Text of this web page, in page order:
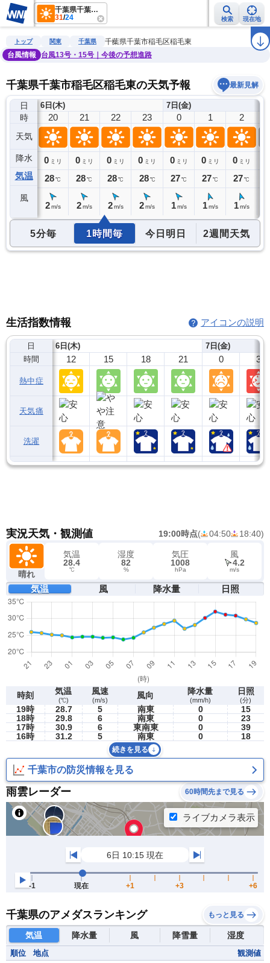
千葉県千葉市稲毛区稲毛東
31/24 検索 現在地
雨雲レーダー 台風情報 地震情報 警報・注意報 ラ
トップ 関東 千葉県
千葉県千葉市稲毛区稲毛東
台風情報
台風13号・15号｜今後の予想進路
千葉県千葉市稲毛区稲毛東の天気予報 最新見解
日
時
天気
降水
気温
風
6日(木)
19
0ミリ
28℃
20
0 ミリ
28℃
2 m/s
21
0 ミリ
28℃
2 m/s
22
0 ミリ
28℃
2 m/s
23
0 ミリ
28 ℃
2m/s
7日(金)
0
0 ミリ
27℃
1 m/s
1
0 ミリ
27℃
1 m/s
2
0 ミリ
27℃
1 m/s
5分毎 1時間毎 今日明日 2週間天気
生活指数情報 アイコンの説明
日
時間
熱中症
天気痛
洗濯
6日(木)
12 15 18 21
7日(金)
0 3
実況天気・観測値 19:00時点( 04:50 18:40)
晴れ
気温
28.4
℃
湿度
82
%
気圧
1008
hPa
風
4.2
m/s
気温 風 降水量 日照
時刻 気温
(℃)
風速
(m/s) 風向 降水量
(mm/h)
日照
(分)
19時 28.7 5 南東 0
15
18時
29.8 6 南東 0
23
17時
30.9 6 東南東 0
39
16時
31.2 5 南東 0 18
続きを見る
千葉市の防災情報を見る
雨雲レーダー 60時間先まで見る
千葉県のアメダスランキング もっと見る
気温 降水量 風 降雪量 湿度
順位 地点 観測値